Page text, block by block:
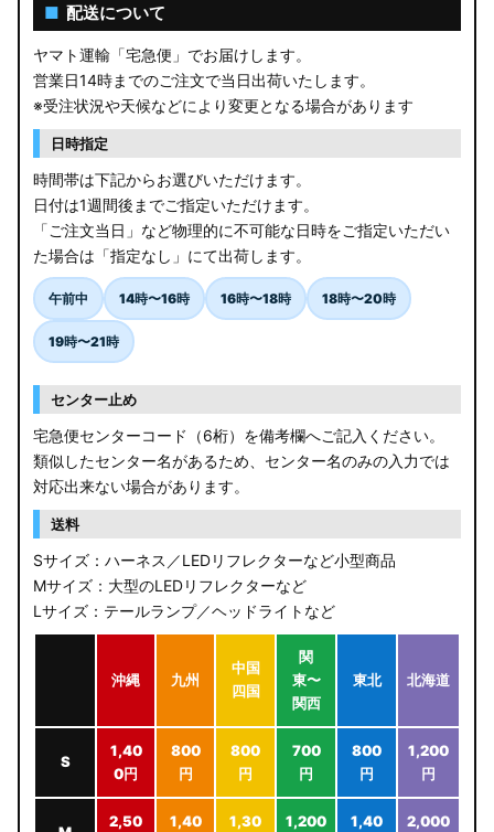
■ 配送について
ヤマト運輸「宅急便」でお届けします。
営業日14時までのご注文で当日出荷いたします。
※受注状況や天候などにより変更となる場合があります
日時指定
時間帯は下記からお選びいただけます。
日付は1週間後までご指定いただけます。
「ご注文当日」など物理的に不可能な日時をご指定いただい
た場合は「指定なし」にて出荷します。
午前中 14時〜16時 16時〜18時 18時〜20時
19時〜21時
センター止め
宅急便センターコード（6桁）を備考欄へご記入ください。
類似したセンター名があるため、センター名のみの入力では
対応出来ない場合があります。
送料
Sサイズ：ハーネス／LEDリフレクターなど小型商品
Mサイズ：大型のLEDリフレクターなど
Lサイズ：テールランプ／ヘッドライトなど
沖縄 九州
中国
四国
関
東〜
関西
東北 北海道
S
1,40
0円
800
円
800
円
700
円
800
円
1,200
円
2,50
1,40
1,30
1,200
1,40
2,000